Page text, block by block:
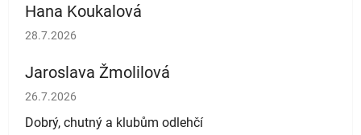
Hana Koukalová
Hodnocení obchodu je 5 z 5 hvězdiček.
28.7.2026
Jaroslava Žmolilová
Hodnocení obchodu je 5 z 5 hvězdiček.
26.7.2026
Dobrý, chutný a klubům odlehčí